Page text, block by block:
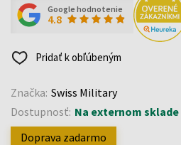
Google hodnotenie
4.8
Pridať k obľúbeným
Značka: Swiss Military
Dostupnosť: Na externom sklade
Doprava zadarmo